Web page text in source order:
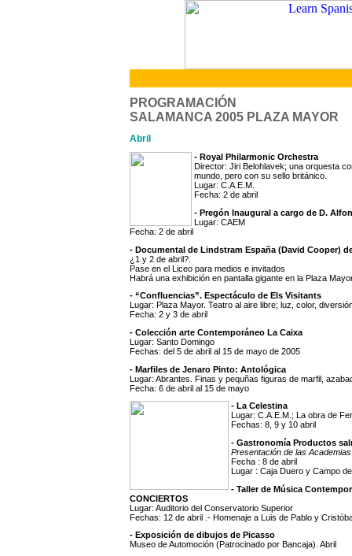
PROGRAMACIÓN
SALAMANCA 2005 PLAZA MAYOR
Abril
- Royal Philarmonic Orchestra
Director: Jiri Belohlavek; una orquesta
mundo, pero con su sello británico.
Lugar: C.A.E.M.
Fecha: 2 de abril
- Pregón Inaugural a cargo de D.
Lugar: CAEM
Fecha: 2 de abril
- Documental de Lindstram España (David Cooper)
¿1 y 2 de abril?.
Pase en el Liceo para medios e invitados
Habrá una exhibición en pantalla gigante en la Plaza
- “Confluencias”. Espectáculo de Els Visitants
Lugar: Plaza Mayor. Teatro al aire libre; luz, color,
Fecha: 2 y 3 de abril
- Colección arte Contemporáneo La Caixa
Lugar: Santo Domingo
Fechas: del 5 de abril al 15 de mayo de 2005
- Marfiles de Jenaro Pinto: Antológica
Lugar: Abrantes. Finas y pequñas figuras de marfil,
Fecha: 6 de abril al 15 de mayo
- La Celestina
Lugar: C.A.E.M.; La obra de
Fechas: 8, 9 y 10 abril
- Gastronomía Productos
Presentación de las
Fecha : 8 de abril
Lugar : Caja Duero y Campo
- Taller de Música
CONCIERTOS
Lugar: Auditorio del Conservatorio Superior
Fechas: 12 de abril .- Homenaje a Luis de Pablo y
- Exposición de dibujos de Picasso
Museo de Automoción (Patrocinado por Bancaja). Abril